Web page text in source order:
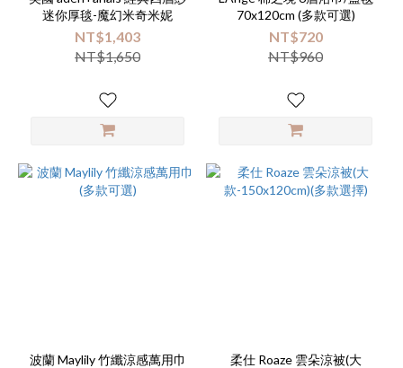
迷你厚毯-魔幻米奇米妮
NT$1,403
NT$1,650
70x120cm (多款可選)
NT$720
NT$960
波蘭 Maylily 竹纖涼感萬用巾
柔仕 Roaze 雲朵涼被(大